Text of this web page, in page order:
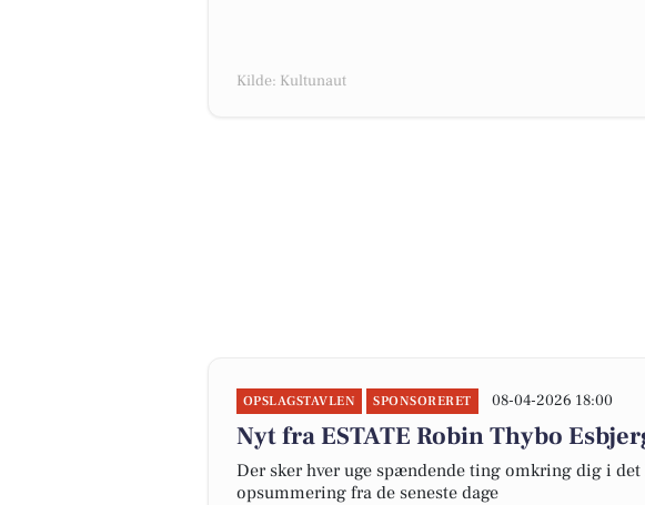
Kilde: Kultunaut
OPSLAGSTAVLEN SPONSORERET 08-04-2026 18:00
Nyt fra ESTATE Robin Thybo
Der sker hver uge spændende ting omkring dig i
opsummering fra de seneste dage